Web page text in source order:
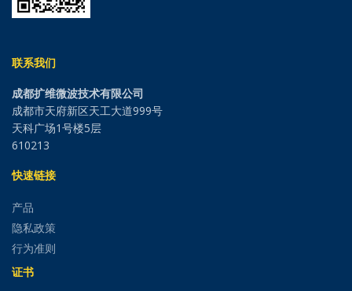
联系我们
成都扩维微波技术有限公司
成都市天府新区天工大道999号
天科广场1号楼5层
610213
快速链接
产品
隐私政策
行为准则
证书